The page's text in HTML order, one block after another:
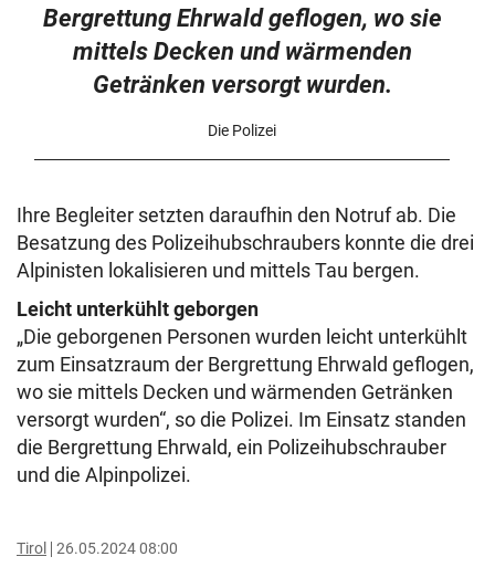
Bergrettung Ehrwald geflogen, wo sie
mittels Decken und wärmenden
Getränken versorgt wurden.
Die Polizei
Ihre Begleiter setzten daraufhin den Notruf ab. Die
Besatzung des Polizeihubschraubers konnte die drei
Alpinisten lokalisieren und mittels Tau bergen.
Leicht unterkühlt geborgen
„Die geborgenen Personen wurden leicht unterkühlt
zum Einsatzraum der Bergrettung Ehrwald geflogen,
wo sie mittels Decken und wärmenden Getränken
versorgt wurden“, so die Polizei. Im Einsatz standen
die Bergrettung Ehrwald, ein Polizeihubschrauber
und die Alpinpolizei.
Tirol 26.05.2024 08:00